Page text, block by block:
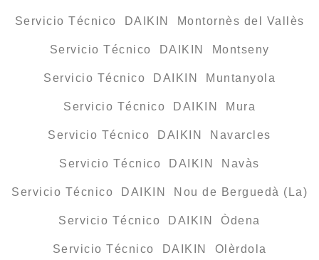
Servicio Técnico DAIKIN Montornès del Vallès
Servicio Técnico DAIKIN Montseny
Servicio Técnico DAIKIN Muntanyola
Servicio Técnico DAIKIN Mura
Servicio Técnico DAIKIN Navarcles
Servicio Técnico DAIKIN Navàs
Servicio Técnico DAIKIN Nou de Berguedà (La)
Servicio Técnico DAIKIN Òdena
Servicio Técnico DAIKIN Olèrdola